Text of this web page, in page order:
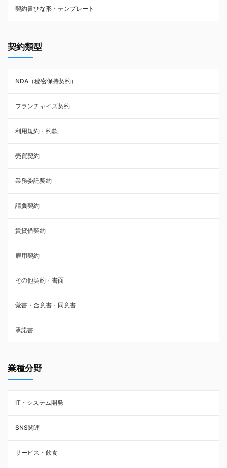
契約書ひな形・テンプレート
NDA（秘密保持契約）
業務委託契約
利用規約・約款
覚書・合意書・同意書
承諾書
雇用契約
その他契約・書面
売買契約
株主総会議事録・関連書類
請負契約
フランチャイズ契約
賃貸借契約
契約類型
NDA（秘密保持契約）
フランチャイズ契約
利用規約・約款
売買契約
業務委託契約
請負契約
賃貸借契約
雇用契約
その他契約・書面
覚書・合意書・同意書
承諾書
業種分野
IT・システム開発
SNS関連
サービス・飲食